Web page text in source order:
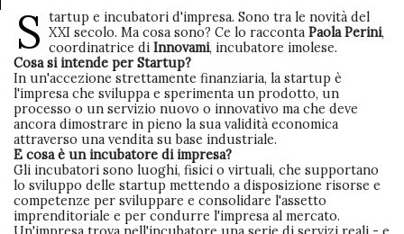
S tartup e incubatori d'impresa. Sono tra le novità del
XXI secolo. Ma cosa sono? Ce lo racconta Paola Perini,
coordinatrice di Innovami, incubatore imolese.
Cosa si intende per Startup?
In un'accezione strettamente finanziaria, la startup è
l'impresa che sviluppa e sperimenta un prodotto, un
processo o un servizio nuovo o innovativo ma che deve
ancora dimostrare in pieno la sua validità economica
attraverso una vendita su base industriale.
E cosa è un incubatore di impresa?
Gli incubatori sono luoghi, fisici o virtuali, che supportano
lo sviluppo delle startup mettendo a disposizione risorse e
competenze per sviluppare e consolidare l'assetto
imprenditoriale e per condurre l'impresa al mercato.